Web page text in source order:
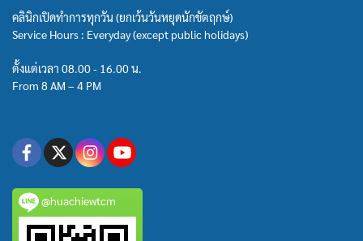
คลินิกเปิดทำการทุกวัน (ยกเว้นวันหยุดนักขัตฤกษ์)
Service Hours : Everyday (except public holidays)
ตั้งแต่เวลา 08.00 - 16.00 น.
From 8 AM – 4 PM
@huachiewtcm